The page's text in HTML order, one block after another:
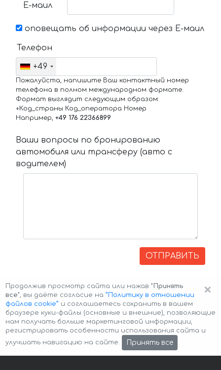
Е-маил
оповещать об информации через Е-маил
Телефон
+49
Пожалуйста, напишите Ваш контактный номер
телефона в полном международном формате.
Формат выглядит следующим образом:
+Код_страны Код_оператора Номер
Например, +49 176 22366899
Ваши вопросы по бронированию
автомобиля или трансферу (авто с
водителем)
ОТПРАВИТЬ
Авторские права © 2026 Авто-Аренда Cookie Policy
×
Продолжив просмотр сайта или нажав "Принять
все", вы даёте согласие на ”Политику в отношении
файлов cookie” и соглашаетесь сохранить в вашем
браузере куки-файлы (основные и внешние), позволяющие
нам получать больше маркетинговой информации,
регистрировать особенности использования сайта и
улучшать навигацию на сайте.
Принять все